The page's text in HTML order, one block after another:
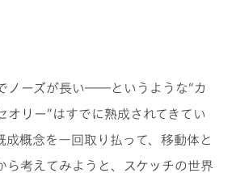
ノーズが長い――というような“カ
オリー”はすでに熟成されてきてい
成概念を一回取り払って、移動体と
ら考えてみようと、スケッチの世界